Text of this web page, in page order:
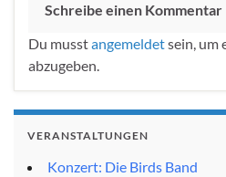
Schreibe einen Kommentar
Du musstangemeldetsein, um
abzugeben.
VERANSTALTUNGEN
Konzert: Die Birds Band